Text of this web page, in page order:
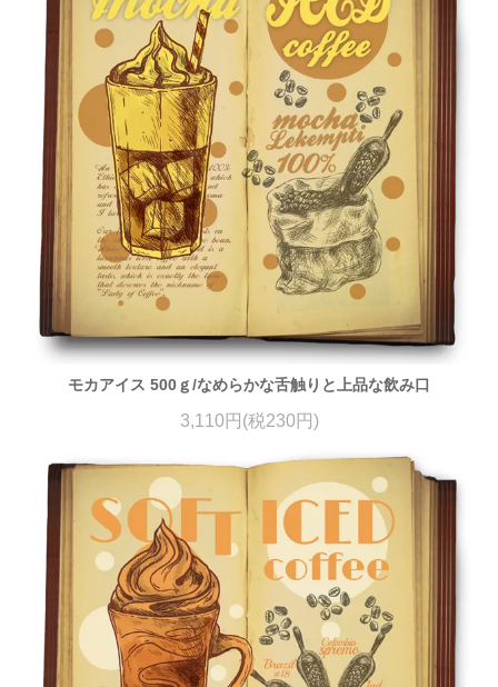
モカアイス 500ｇ/なめらかな舌触りと上品な飲み口
3,110円(税230円)